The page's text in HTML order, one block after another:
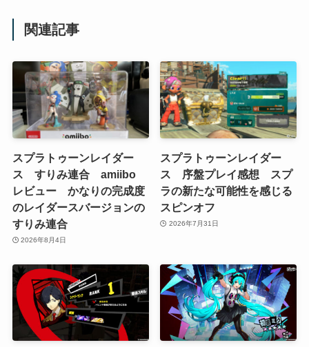
関連記事
スプラトゥーンレイダー
ス すりみ連合 amiibo
レビュー かなりの完成度
のレイダースバージョンの
すりみ連合
2026年8月4日
スプラトゥーンレイダー
ス 序盤プレイ感想 スプ
ラの新たな可能性を感じる
スピンオフ
2026年7月31日